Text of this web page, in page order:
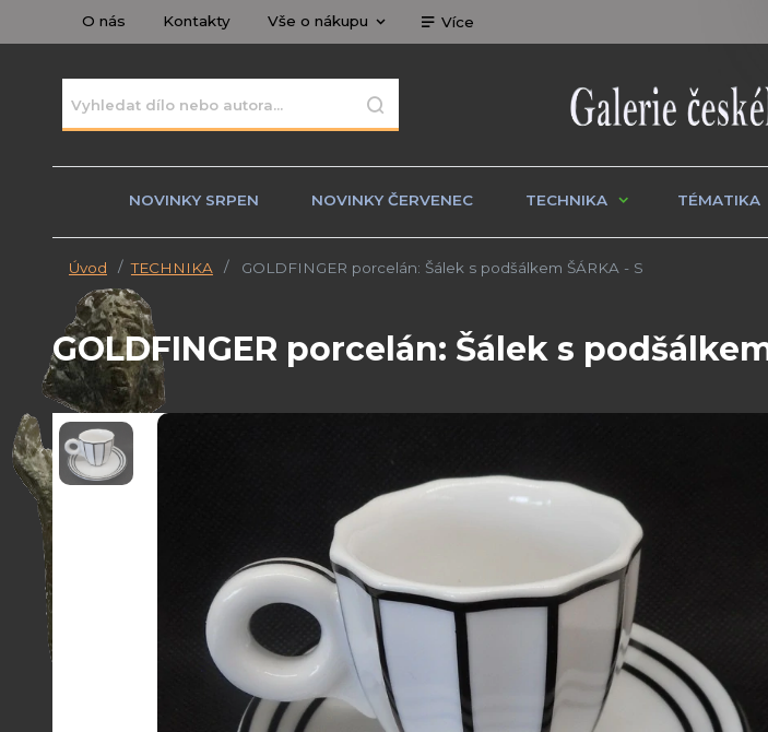
O nás Kontakty Vše o nákupu Více
NOVINKY SRPEN NOVINKY ČERVENEC TECHNIKA TÉMATIKA
Úvod TECHNIKA GOLDFINGER porcelán: Šálek s podšálkem ŠÁRKA - S
GOLDFINGER porcelán: Šálek s